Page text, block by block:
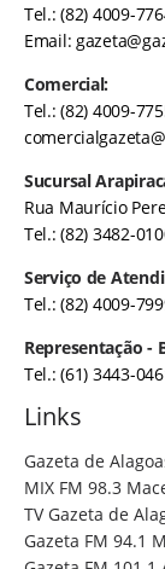
Tel.: (82) 4009-
Email:
Comercial:
Tel.: (82) 4009-
Sucursal
Rua Maurício
Tel.: (82) 3482-
Serviço de
Tel.: (82) 4009-
Representação -
Tel.: (61) 3443-
Links
Gazeta de
MIX FM 98.3
TV Gazeta de
Gazeta FM 94.1